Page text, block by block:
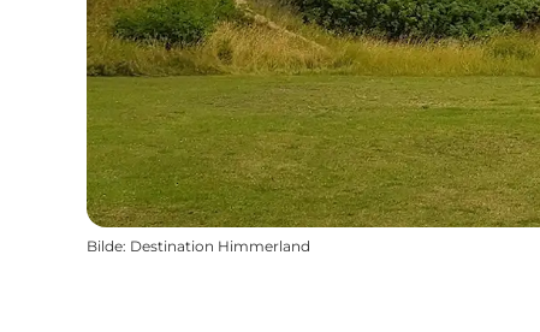
Bilde: Destination Himmerland